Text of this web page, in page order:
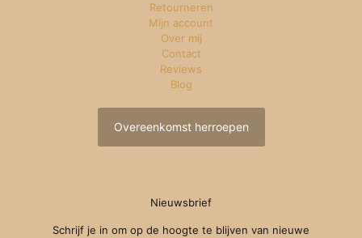
Retourneren
Mijn account
Over mij
Contact
Reviews
Blog
Overeenkomst herroepen
Nieuwsbrief
Schrijf je in om op de hoogte te blijven van nieuwe